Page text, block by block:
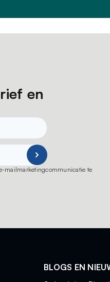
en
mailmarketingcommunicatie te
BLOGS EN